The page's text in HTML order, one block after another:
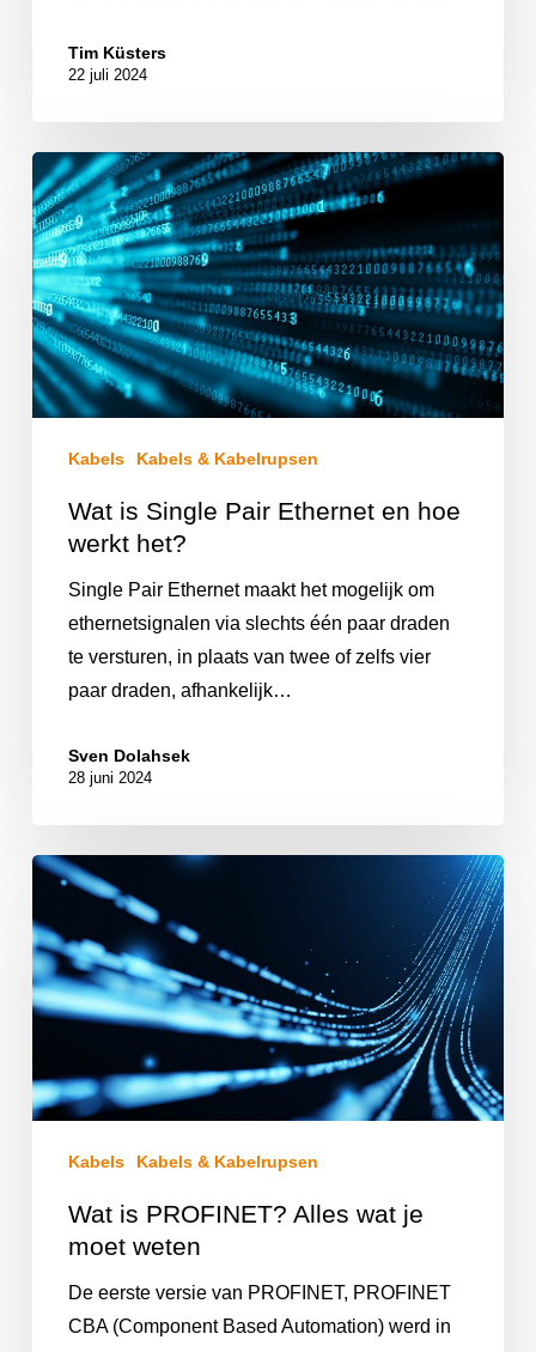
Tim Küsters
22 juli 2024
Kabels Kabels & Kabelrupsen
Wat is Single Pair Ethernet en hoe
werkt het?
Single Pair Ethernet maakt het mogelijk om
ethernetsignalen via slechts één paar draden
te versturen, in plaats van twee of zelfs vier
paar draden, afhankelijk…
Sven Dolahsek
28 juni 2024
Kabels Kabels & Kabelrupsen
Wat is PROFINET? Alles wat je
moet weten
De eerste versie van PROFINET, PROFINET
CBA (Component Based Automation) werd in